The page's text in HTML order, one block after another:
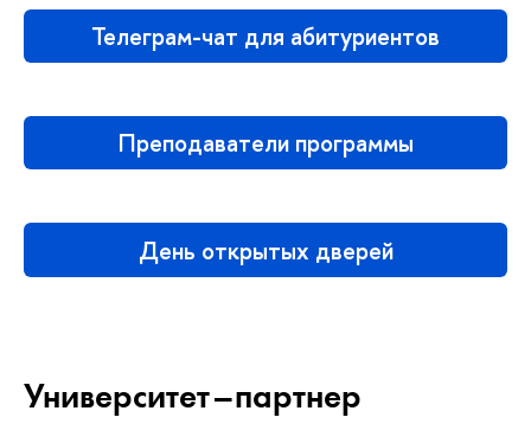
Телеграм-чат для абитуриентов
Преподаватели программы
День открытых дверей
Университет–партнер